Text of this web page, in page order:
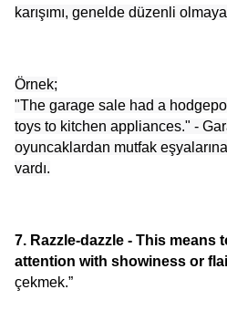
karışımı, genelde düzenli
Örnek;
"The garage sale had a
toys to kitchen appliances." -
oyuncaklardan mutfak
vardı.
7. Razzle-dazzle - This means
attention with showiness or
çekmek.”